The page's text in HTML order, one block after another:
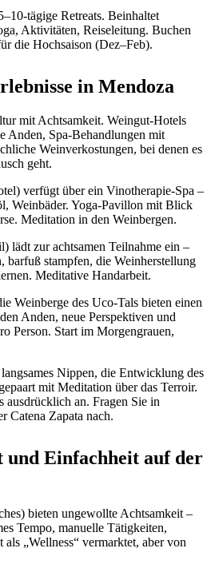
tägige Retreats. Beinhaltet
Aktivitäten, Reiseleitung. Buchen
die Hochsaison (Dez–Feb).
in Mendoza
mit Achtsamkeit. Weingut-Hotels
Anden, Spa-Behandlungen mit
Weinverkostungen, bei denen es
geht.
verfügt über ein Vinotherapie-Spa –
Weinbäder. Yoga-Pavillon mit Blick
Meditation in den Weinbergen.
lädt zur achtsamen Teilnahme ein –
barfuß stampfen, die Weinherstellung
Meditative Handarbeit.
Weinberge des Uco-Tals bieten einen
Anden, neue Perspektiven und
Person. Start im Morgengrauen,
Nippen, die Entwicklung des
mit Meditation über das Terroir.
ausdrücklich an. Fragen Sie in
Catena Zapata nach.
und Einfachheit auf der
bieten ungewollte Achtsamkeit –
Tempo, manuelle Tätigkeiten,
„Wellness“ vermarktet, aber von